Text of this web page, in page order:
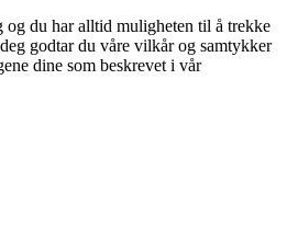
du har alltid muligheten til å trekke
godtar du våre vilkår og samtykker
dine som beskrevet i vår